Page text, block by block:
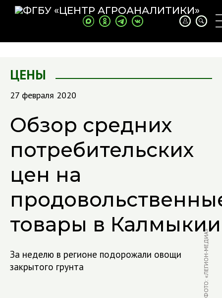
ЦЕНЫ
27 февраля 2020
Обзор средних
потребительских
цен на
товары в Калмыкии
За неделю в регионе подорожали овощи
закрытого грунта
ФОТО: «ЛЕГИОН-МЕДИА»